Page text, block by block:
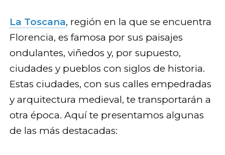
La Toscana, región en la que se encuentra
Florencia, es famosa por sus paisajes
ondulantes, viñedos y, por supuesto,
ciudades y pueblos con siglos de historia.
Estas ciudades, con sus calles empedradas
y arquitectura medieval, te transportarán a
otra época. Aquí te presentamos algunas
de las más destacadas: